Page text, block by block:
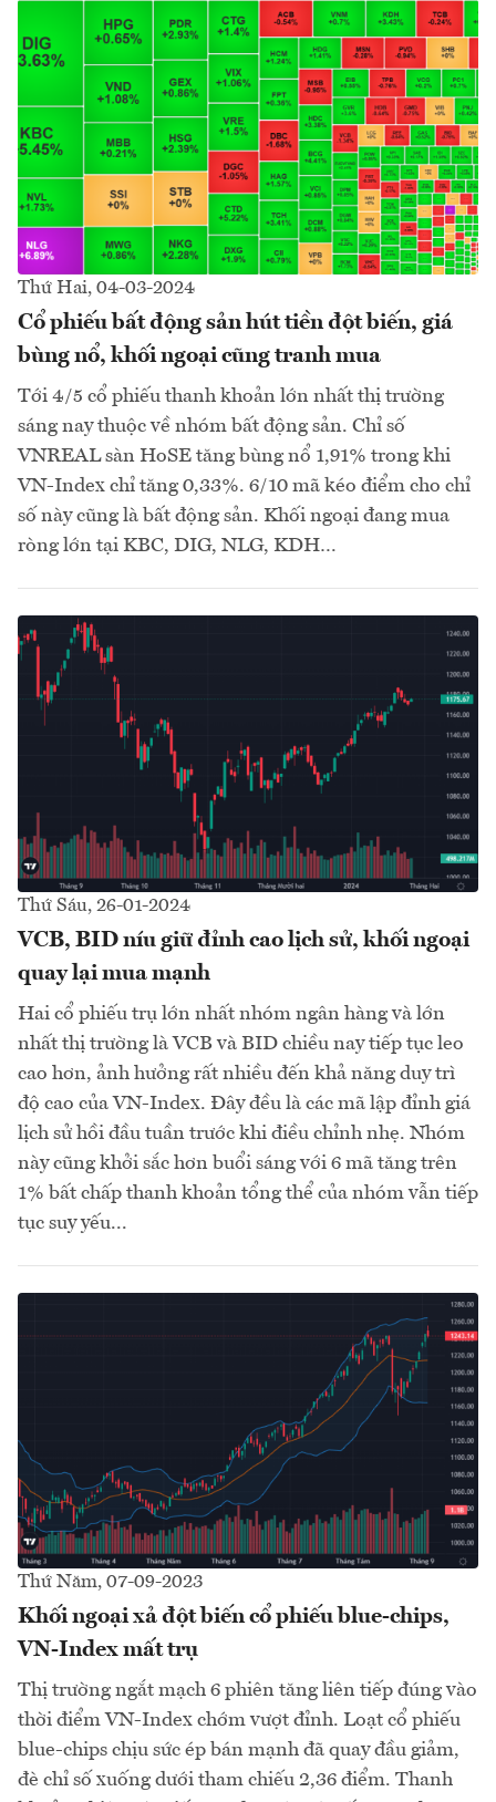
Thứ Hai, 04-03-2024
Cổ phiếu bất động sản hút tiền đột biến, giá
bùng nổ, khối ngoại cũng tranh mua
Tới 4/5 cổ phiếu thanh khoản lớn nhất thị trường
sáng nay thuộc về nhóm bất động sản. Chỉ số
VNREAL sàn HoSE tăng bùng nổ 1,91% trong khi
VN-Index chỉ tăng 0,33%. 6/10 mã kéo điểm cho chỉ
số này cũng là bất động sản. Khối ngoại đang mua
ròng lớn tại KBC, DIG, NLG, KDH…
Thứ Sáu, 26-01-2024
VCB, BID níu giữ đỉnh cao lịch sử, khối ngoại
quay lại mua mạnh
Hai cổ phiếu trụ lớn nhất nhóm ngân hàng và lớn
nhất thị trường là VCB và BID chiều nay tiếp tục leo
cao hơn, ảnh hưởng rất nhiều đến khả năng duy trì
độ cao của VN-Index. Đây đều là các mã lập đỉnh giá
lịch sử hồi đầu tuần trước khi điều chỉnh nhẹ. Nhóm
này cũng khởi sắc hơn buổi sáng với 6 mã tăng trên
1% bất chấp thanh khoản tổng thể của nhóm vẫn tiếp
tục suy yếu...
Thứ Năm, 07-09-2023
Khối ngoại xả đột biến cổ phiếu blue-chips,
VN-Index mất trụ
Thị trường ngắt mạch 6 phiên tăng liên tiếp đúng vào
thời điểm VN-Index chớm vượt đỉnh. Loạt cổ phiếu
blue-chips chịu sức ép bán mạnh đã quay đầu giảm,
đè chỉ số xuống dưới tham chiếu 2,36 điểm. Thanh